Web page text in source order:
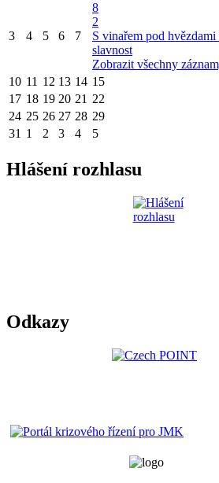
3 4 5 6 7
8
2
S vinařem pod hvězdami
slavnost
Zobrazit všechny
10 11 12 13 14 15
17 18 19 20 21 22
24 25 26 27 28 29
31 1 2 3 4 5
Hlášení rozhlasu
Odkazy